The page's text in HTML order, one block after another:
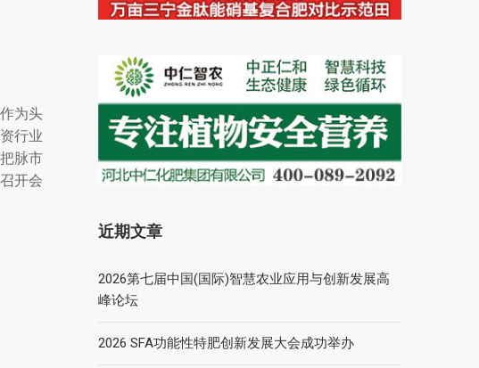
为头
行业
脉市
开会
近期文章
2026第七届中国(国际)智慧农业应用与创新发展高
峰论坛
2026 SFA功能性特肥创新发展大会成功举办